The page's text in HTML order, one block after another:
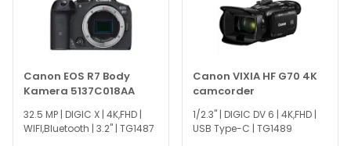
Canon EOS R7 Body
Kamera 5137C018AA
32.5 MP | DIGIC X | 4K,FHD |
WIFI,Bluetooth | 3.2" | TG1487
Canon VIXIA HF G70 4K
camcorder
1/2.3" | DIGIC DV 6 | 4K,FHD |
USB Type-C | TG1489